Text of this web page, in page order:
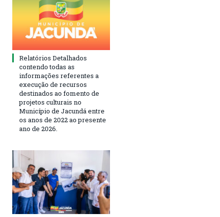
Relatórios Detalhados
contendo todas as
informações referentes a
execução de recursos
destinados ao fomento de
projetos culturais no
Município de Jacundá entre
os anos de 2022 ao presente
ano de 2026.